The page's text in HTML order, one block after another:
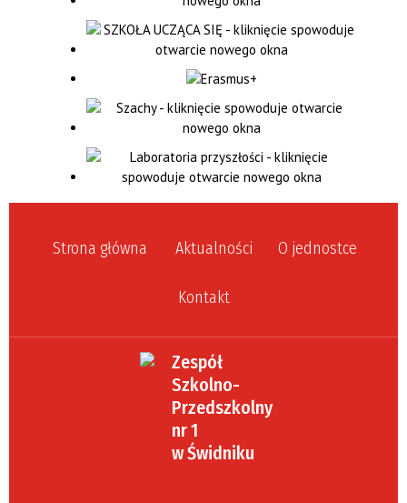
Strona główna Aktualności O jednostce
Kontakt
Zespół
Szkolno-
Przedszkolny
nr 1
w Świdniku